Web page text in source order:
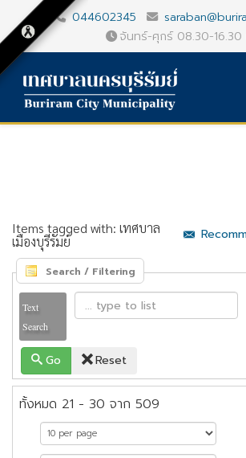
044602345
จันทร์-ศุกร์ 08.30-16.30
Items tagged with: เทศบาล
เมืองบุรีรัมย์
Search / Filtering
Text
Search
Go Reset
ทั้งหมด 21 - 30 จาก 509